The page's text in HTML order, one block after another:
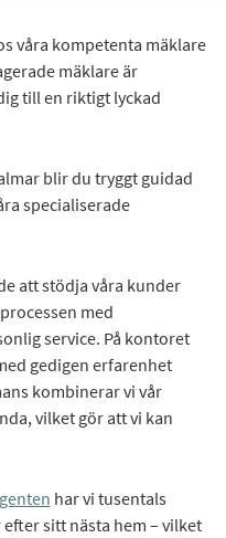
våra kompetenta mäklare
mäklare är
till en riktigt lyckad
blir du tryggt guidad
specialiserade
att stödja våra kunder
med
service. På kontoret
gedigen erfarenhet
kombinerar vi vår
vilket gör att vi kan
har vi tusentals
sitt nästa hem – vilket